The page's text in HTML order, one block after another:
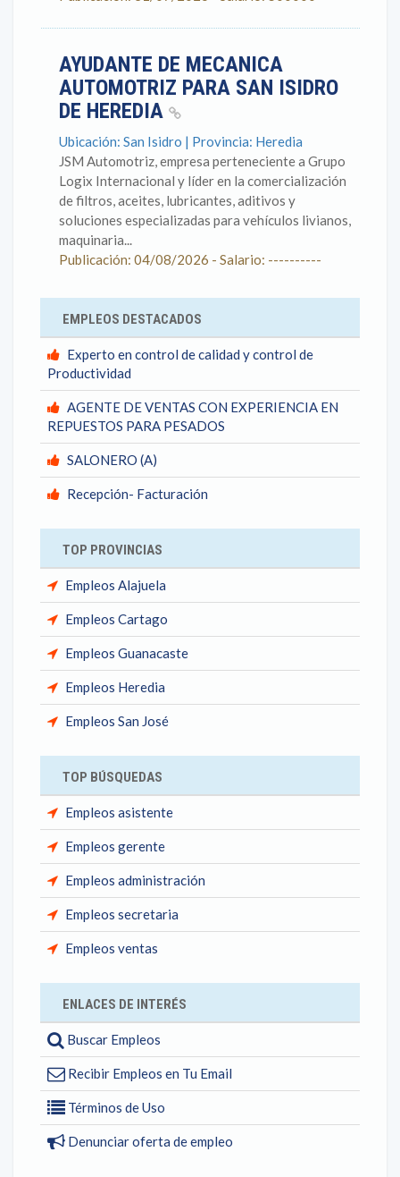
AYUDANTE DE MECANICA
AUTOMOTRIZ PARA SAN ISIDRO
DE HEREDIA
Ubicación: San Isidro | Provincia: Heredia
JSM Automotriz, empresa perteneciente a Grupo
Logix Internacional y líder en la comercialización
de filtros, aceites, lubricantes, aditivos y
soluciones especializadas para vehículos livianos,
maquinaria...
Publicación: 04/08/2026 - Salario: ----------
EMPLEOS DESTACADOS
Experto en control de calidad y control de
Productividad
AGENTE DE VENTAS CON EXPERIENCIA EN
REPUESTOS PARA PESADOS
SALONERO (A)
Recepción- Facturación
TOP PROVINCIAS
Empleos Alajuela
Empleos Cartago
Empleos Guanacaste
Empleos Heredia
Empleos San José
TOP BÚSQUEDAS
Empleos asistente
Empleos gerente
Empleos administración
Empleos secretaria
Empleos ventas
ENLACES DE INTERÉS
Buscar Empleos
Recibir Empleos en Tu Email
Términos de Uso
Denunciar oferta de empleo